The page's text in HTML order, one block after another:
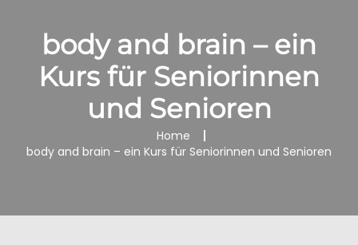
body and brain – ein
Kurs für Seniorinnen
und Senioren
Home
body and brain – ein Kurs für Seniorinnen und Senioren